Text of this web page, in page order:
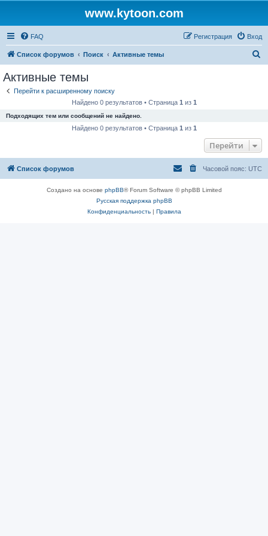
www.kytoon.com
FAQ Вход
Регистрация
Список форумов Поиск Активные темы
Активные темы
Перейти к расширенному поиску
Найдено 0 результатов • Страница 1 из 1
Подходящих тем или сообщений не найдено.
Найдено 0 результатов • Страница 1 из 1
Перейти
Список форумов Часовой пояс: UTC
Создано на основе phpBB® Forum Software © phpBB Limited
Русская поддержка phpBB
Конфиденциальность| Правила